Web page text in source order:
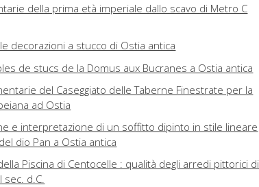
della prima età imperiale dallo scavo di Metro C
decorazioni a stucco di Ostia antica
de stucs de la Domus aux Bucranes a Ostia antica
del Caseggiato delle Taberne Finestrate per la
ad Ostia
e interpretazione di un soffitto dipinto in stile lineare
dio Pan a Ostia antica
Piscina di Centocelle : qualità degli arredi pittorici di
d.C.